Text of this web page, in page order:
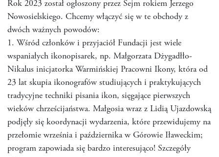
Rok 2023 został ogłoszony przez Sejm rokiem Jerzego
Nowosielskiego. Chcemy włączyć się w te obchody z
dwóch ważnych powodów:
1. Wśród członków i przyjaciół Fundacji jest wiele
wspaniałych ikonopisarek, np. Małgorzata Dżygadłło-
Nikalus inicjatorka Warmińskiej Pracowni Ikony, która od
23 lat skupia ikonografów studiujących i praktykujących
tradycyjne techniki pisania ikon, sięgające pierwszych
wieków chrześcijaństwa. Małgosia wraz z Lidią Ujazdowską
podjęły się koordynacji wydarzenia, które przewidujemy na
przełomie września i października w Górowie Iławeckim;
program zapowiada się bardzo interesująco! Szczegóły